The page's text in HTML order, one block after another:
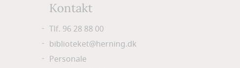
Kontakt
Tlf. 96 28 88 00
biblioteket@herning.dk
Personale